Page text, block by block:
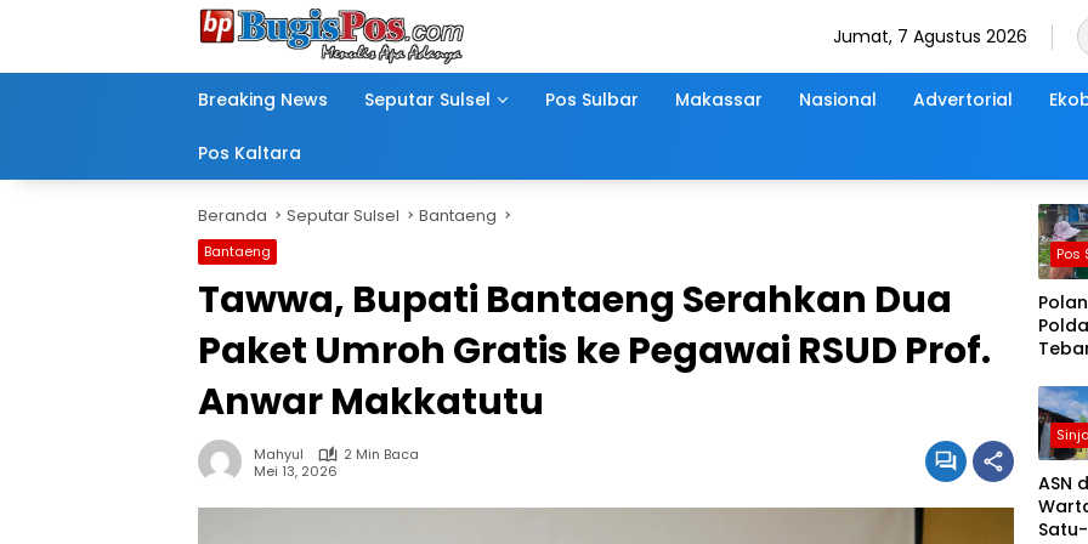
Jumat, 7 Agustus 2026
Breaking News Seputar Sulsel Pos Sulbar Makassar Nasional Advertorial
Pos Kaltara
Beranda Seputar Sulsel Bantaeng
Bantaeng
Tawwa, Bupati Bantaeng Serahkan Dua
Paket Umroh Gratis ke Pegawai RSUD Prof.
Anwar Makkatutu
Mahyul
2 Min Baca
Mei 13, 2026
Pos
Peduli
ASN
Satu-